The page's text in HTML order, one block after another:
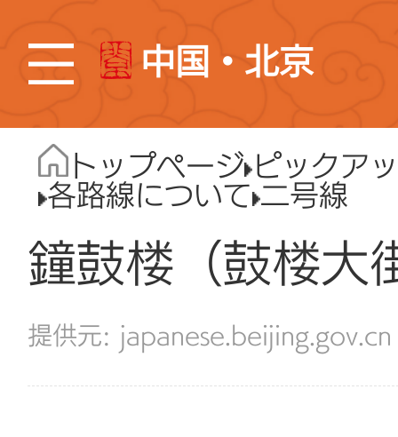
中国・北京
トップページ ピックア
各路線について 二号線
鐘鼓楼（鼓楼大
japanese.beijing.gov.cn